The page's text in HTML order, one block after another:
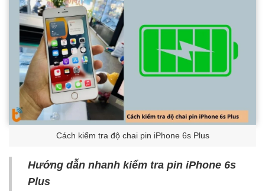
Cách kiểm tra độ chai pin iPhone 6s Plus
Hướng dẫn nhanh kiểm tra pin iPhone 6s
Plus